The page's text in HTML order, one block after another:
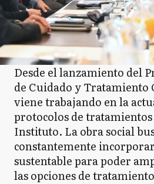
Desde el lanzamiento del
de Cuidado y Tratamiento
viene trabajando en la
protocolos de
Instituto. La obra social
constantemente
sustentable para poder
las opciones de